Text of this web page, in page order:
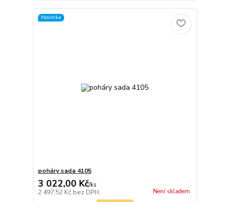
Novinka
poháry sada 4105
3 022,00 Kč/ks
2 497,52 Kč bez DPH Není skladem